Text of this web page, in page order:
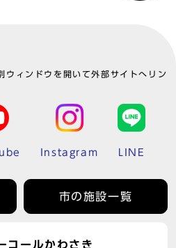
ウィンドウを開いて外部サイトへリン
Instagram LINE
市の施設一覧
コールかわさき